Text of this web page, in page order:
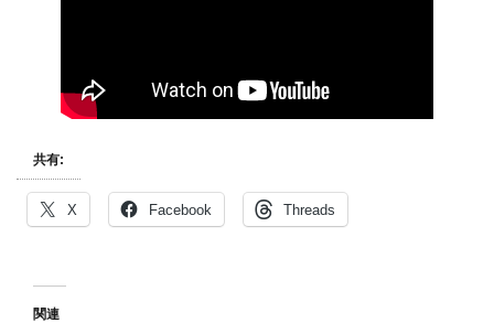
共有:
X Facebook Threads
関連